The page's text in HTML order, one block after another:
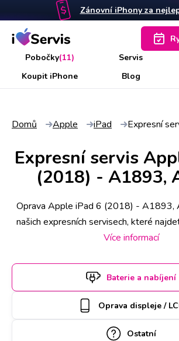
Zánovní iPhony za
Pobočky(11) Servis
Koupit iPhone
Blog
Domů Apple iPad Expresní
Expresní servis
(2018) - A1893,
Oprava Apple iPad 6 (2018) - A1893,
našich expresních servisech, které
po ČR. Některé úkony stihneme už do
servisu, rezervujte si termín a hodinu
(2018) - A1893, A1954 k opravě si u
vyzvednout náš kurýr, který vám ho
Kvalitu práce podtrhujeme doživotní
ručíme nadstandardně 2
Více informací
Baterie a nabíjení
Oprava displeje /
Ostatní